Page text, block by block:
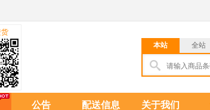
本站
全站
公告 配送信息 关于我们